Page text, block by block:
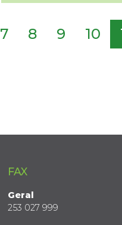
7 8 9 10
FAX
Geral
253 027 999